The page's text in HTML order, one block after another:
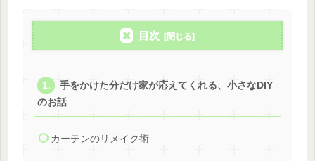
目次
手をかけた分だけ家が応えてくれる、小さなDIY
のお話
カーテンのリメイク術